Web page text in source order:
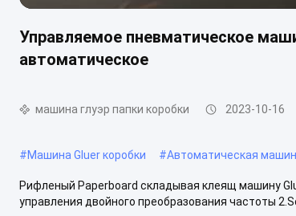
Управляемое пневматическое
автоматическое
машина глуэр папки коробки 2023-10-16
#Машина Gluer коробки #Автоматическая
Рифленый Paperboard складывая клеящ машину
управления двойного преобразования частоты